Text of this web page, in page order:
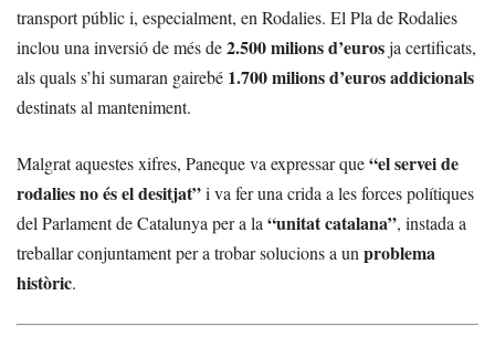
transport públic i, especialment, en Rodalies. El Pla de Rodalies
inclou una inversió de més de2.500 milions d’eurosja certificats,
als quals s’hi sumaran gairebé 1.700 milions d’euros addicionals
destinats al manteniment.
Malgrat aquestes xifres, Paneque va expressar que“el servei de
rodalies no és el desitjat”i va fer una crida a les forces polítiques
del Parlament de Catalunya per a la “unitat catalana”, instada a
treballar conjuntament per a trobar solucions a un problema
històric.